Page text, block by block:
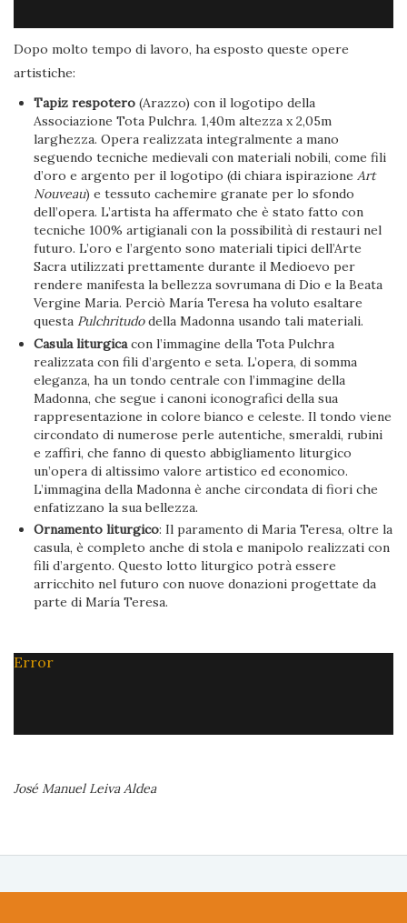
Dopo molto tempo di lavoro, ha esposto queste opere
artistiche:
Tapiz respotero (Arazzo) con il logotipo della
Associazione Tota Pulchra. 1,40m altezza x 2,05m
larghezza. Opera realizzata integralmente a mano
seguendo tecniche medievali con materiali nobili, come fili
d’oro e argento per il logotipo (di chiara ispirazioneArt
Nouveau) e tessuto cachemire granate per lo sfondo
dell’opera. L’artista ha affermato che è stato fatto con
tecniche 100% artigianali con la possibilità di restauri nel
futuro. L’oro e l’argento sono materiali tipici dell’Arte
Sacra utilizzati prettamente durante il Medioevo per
rendere manifesta la bellezza sovrumana di Dio e la Beata
Vergine Maria. Perciò María Teresa ha voluto esaltare
questa Pulchritudodella Madonna usando tali materiali.
Casula liturgicacon l’immagine della Tota Pulchra
realizzata con fili d’argento e seta. L’opera, di somma
eleganza, ha un tondo centrale con l’immagine della
Madonna, che segue i canoni iconografici della sua
rappresentazione in colore bianco e celeste. Il tondo viene
circondato di numerose perle autentiche, smeraldi, rubini
e zaffiri, che fanno di questo abbigliamento liturgico
un’opera di altissimo valore artistico ed economico.
L’immagina della Madonna è anche circondata di fiori che
enfatizzano la sua bellezza.
Ornamento liturgico: Il paramento di Maria Teresa, oltre la
casula, è completo anche di stola e manipolo realizzati con
fili d’argento. Questo lotto liturgico potrà essere
arricchito nel futuro con nuove donazioni progettate da
parte di María Teresa.
Error
José Manuel Leiva Aldea